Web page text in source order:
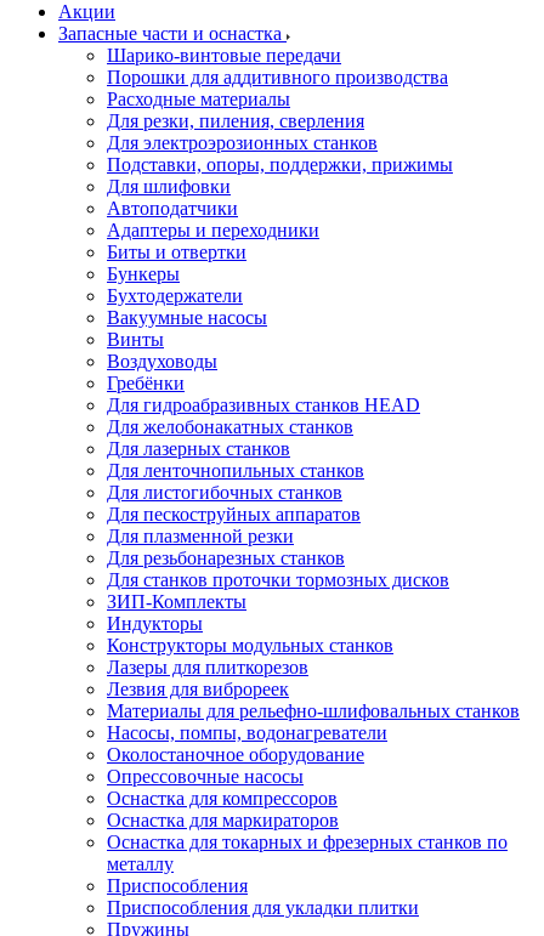
Акции
Запасные части и оснастка
Шарико-винтовые передачи
Порошки для аддитивного производства
Расходные материалы
Для резки, пиления, сверления
Для электроэрозионных станков
Подставки, опоры, поддержки, прижимы
Для шлифовки
Автоподатчики
Адаптеры и переходники
Биты и отвертки
Бункеры
Бухтодержатели
Вакуумные насосы
Винты
Воздуховоды
Гребёнки
Для гидроабразивных станков HEAD
Для желобонакатных станков
Для лазерных станков
Для ленточнопильных станков
Для листогибочных станков
Для пескоструйных аппаратов
Для плазменной резки
Для резьбонарезных станков
Для станков проточки тормозных дисков
ЗИП-Комплекты
Индукторы
Конструкторы модульных станков
Лазеры для плиткорезов
Лезвия для виброреек
Материалы для рельефно-шлифовальных станков
Насосы, помпы, водонагреватели
Околостаночное оборудование
Опрессовочные насосы
Оснастка для компрессоров
Оснастка для маркираторов
Оснастка для токарных и фрезерных станков по
металлу
Приспособления
Приспособления для укладки плитки
Пружины